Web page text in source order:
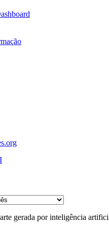
gerada por inteligência